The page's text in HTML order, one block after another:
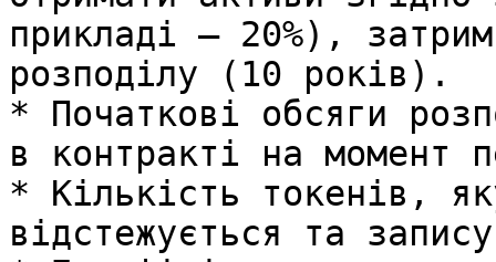
прикладі — 20%),
розподілу (10 років).
* Початкові обсяги
в контракті на момент
* Кількість токенів,
відстежується та